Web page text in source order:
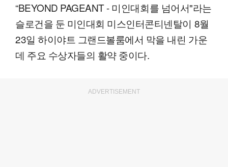
“BEYOND PAGEANT - 미인대회를 넘어서"라는
슬로건을 둔 미인대회 미스인터콘티넨탈이 8월
23일 하이야트 그랜드볼룸에서 막을 내린 가운
데 주요 수상자들의 활약 중이다.
ADVERTISEMENT